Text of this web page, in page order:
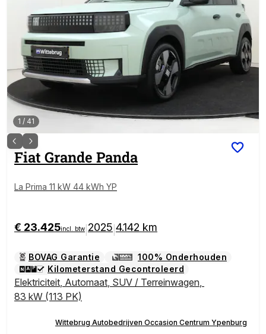
1 / 41
Fiat Grande Panda
La Prima 11 kW 44 kWh YP
€ 23.425incl. btw 2025 4.142 km
BOVAG Garantie
100% Onderhouden
Kilometerstand Gecontroleerd
Elektriciteit, Automaat, SUV / Terreinwagen,
83 kW (113 PK)
Wittebrug Autobedrijven Occasion Centrum Ypenburg